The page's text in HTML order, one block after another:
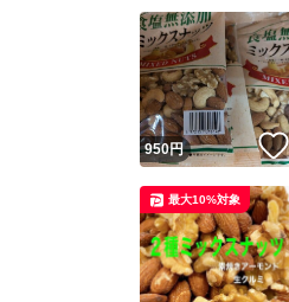
950円
最大10%対象